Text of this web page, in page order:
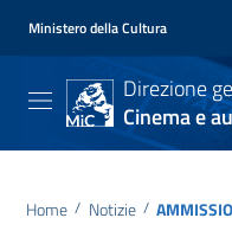
Ministero della Cultura
Direzione
Cinema e
Home / Notizie /